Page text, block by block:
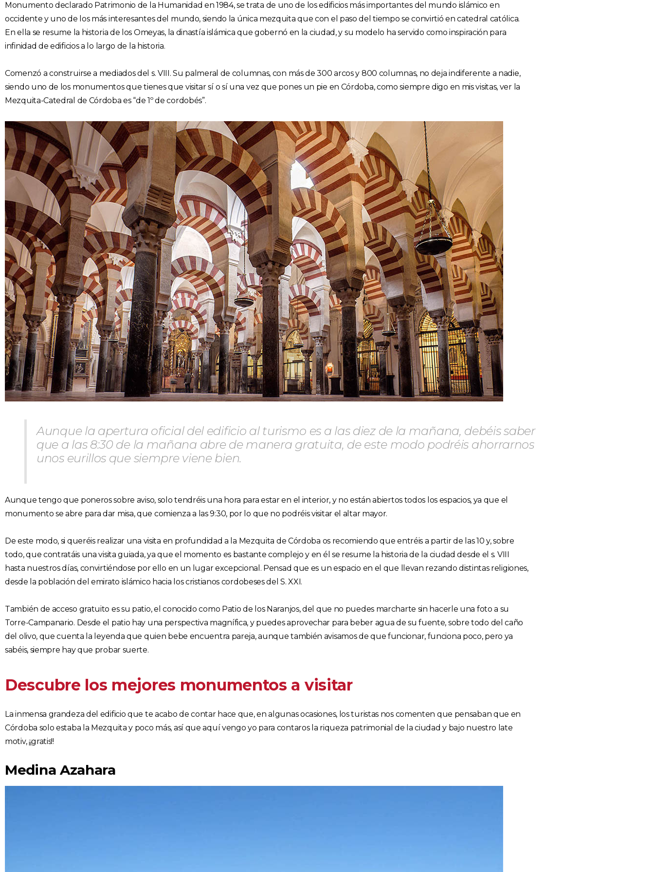
Monumento declarado Patrimonio de la Humanidad en 1984, se trata de uno de los edificios más importantes del mundo islámico en
occidente y uno de los más interesantes del mundo, siendo la única mezquita que con el paso del tiempo se convirtió en catedral católica.
En ella se resume la historia de los Omeyas, la dinastía islámica que gobernó en la ciudad, y su modelo ha servido como inspiración para
infinidad de edificios a lo largo de la historia.
Comenzó a construirse a mediados del s. VIII. Su palmeral de columnas, con más de 300 arcos y 800 columnas, no deja indiferente a nadie,
siendo uno de los monumentos que tienes que visitar sí o sí una vez que pones un pie en Córdoba, como siempre digo en mis visitas, ver la
Mezquita-Catedral de Córdoba es “de 1º de cordobés”.
Aunque la apertura oficial del edificio al turismo es a las diez de la mañana, debéis saber
que a las 8:30 de la mañana abre de manera gratuita, de este modo podréis ahorrarnos
unos eurillos que siempre viene bien.
Aunque tengo que poneros sobre aviso, solo tendréis una hora para estar en el interior, y no están abiertos todos los espacios, ya que el
monumento se abre para dar misa, que comienza a las 9:30, por lo que no podréis visitar el altar mayor.
De este modo, si queréis realizar una visita en profundidad a la Mezquita de Córdoba os recomiendo que entréis a partir de las 10 y, sobre
todo, que contratáis una visita guiada, ya que el momento es bastante complejo y en él se resume la historia de la ciudad desde el s. VIII
hasta nuestros días, convirtiéndose por ello en un lugar excepcional. Pensad que es un espacio en el que llevan rezando distintas religiones,
desde la población del emirato islámico hacia los cristianos cordobeses del S. XXI.
También de acceso gratuito es su patio, el conocido como Patio de los Naranjos, del que no puedes marcharte sin hacerle una foto a su
Torre-Campanario. Desde el patio hay una perspectiva magnífica, y puedes aprovechar para beber agua de su fuente, sobre todo del caño
del olivo, que cuenta la leyenda que quien bebe encuentra pareja, aunque también avisamos de que funcionar, funciona poco, pero ya
sabéis, siempre hay que probar suerte.
Descubre los mejores monumentos a visitar
La inmensa grandeza del edificio que te acabo de contar hace que, en algunas ocasiones, los turistas nos comenten que pensaban que en
Córdoba solo estaba la Mezquita y poco más, así que aquí vengo yo para contaros la riqueza patrimonial de la ciudad y bajo nuestro late
motiv, ¡¡gratis!!
Medina Azahara